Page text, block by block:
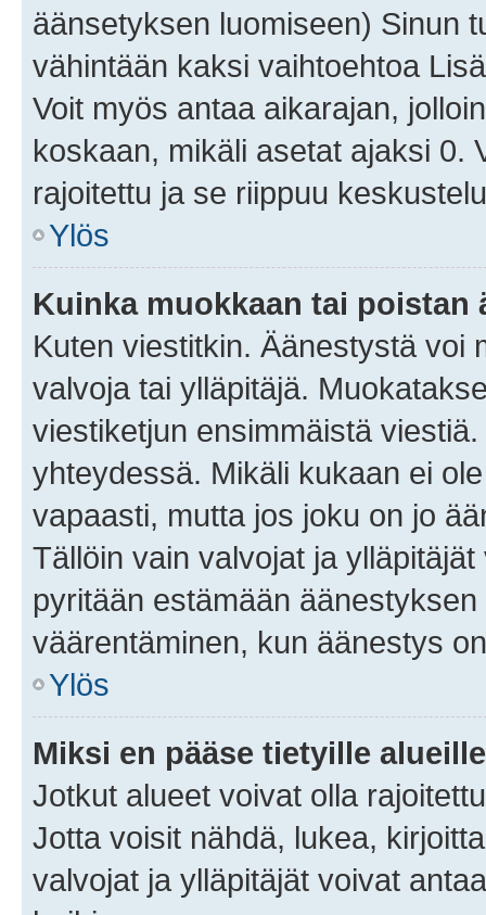
äänsetyksen luomiseen) Sinun
vähintään kaksi vaihtoehtoa
Voit myös antaa aikarajan,
koskaan, mikäli asetat ajaksi 0.
rajoitettu ja se riippuu
Ylös
Kuinka muokkaan tai poistan
Kuten viestitkin. Äänestystä voi
valvoja tai ylläpitäjä.
viestiketjun ensimmäistä
yhteydessä. Mikäli kukaan ei
vapaasti, mutta jos joku on jo
Tällöin vain valvojat ja
pyritään estämään
väärentäminen, kun äänestys
Ylös
Miksi en pääse tietyille
Jotkut alueet voivat olla
Jotta voisit nähdä, lukea,
valvojat ja ylläpitäjät voivat